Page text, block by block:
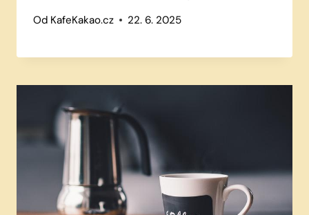
Od KafeKakao.cz 22. 6. 2025